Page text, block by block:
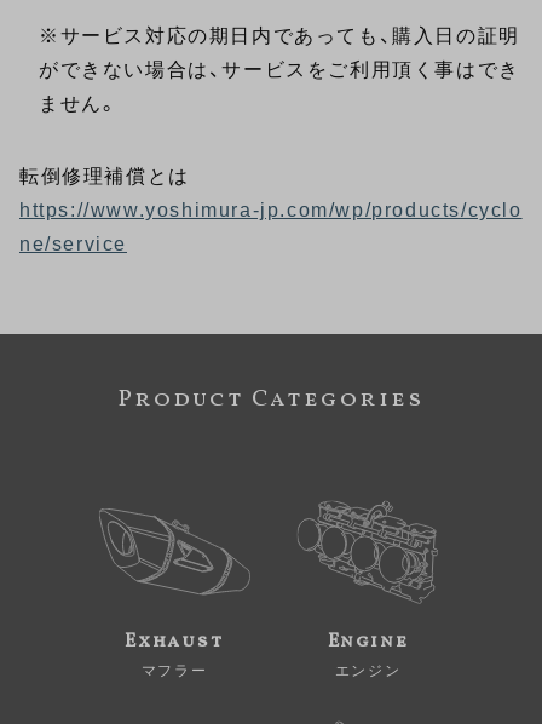
※サービス対応の期日内であっても、購入日の証明
ができない場合は、サービスをご利用頂く事はでき
ません。
転倒修理補償とは
https://www.yoshimura-jp.com/wp/products/cyclo
ne/service
Product Categories
Exhaust
マフラー
Engine
エンジン